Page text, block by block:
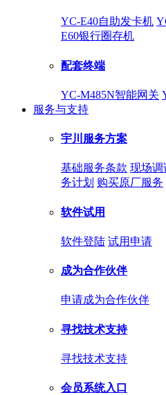
YC-E40自助发卡机
E60银行圈存机
配套终端
YC-M485N智能网关
服务与支持
宇川服务方案
基础服务条款 现场调
务计划 购买原厂服务
软件试用
软件登陆 试用申请
成为合作伙伴
申请成为合作伙伴
寻找技术支持
寻找技术支持
会员系统入口